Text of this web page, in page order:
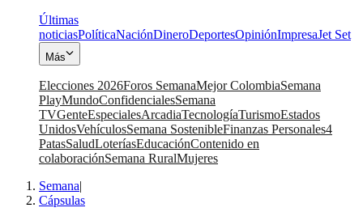
Últimas
noticiasPolíticaNaciónDineroDeportesOpiniónImpresaJet Set
Más
Elecciones 2026Foros SemanaMejor ColombiaSemana
PlayMundoConfidencialesSemana
TVGenteEspecialesArcadiaTecnologíaTurismoEstados
UnidosVehículosSemana SostenibleFinanzas Personales4
PatasSaludLoteríasEducaciónContenido en
colaboraciónSemana RuralMujeres
Semana|
Cápsulas